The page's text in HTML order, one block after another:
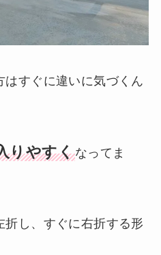
はすぐに違いに気づくん
りやすくなってま
折し、すぐに右折する形